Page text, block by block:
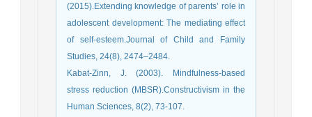
(2015).Extending knowledge of parents’ role in
adolescent development: The mediating effect
of self-esteem.Journal of Child and Family
Studies, 24(8), 2474–2484.
Kabat-Zinn, J. (2003). Mindfulness-based
stress reduction (MBSR).Constructivism in the
Human Sciences, 8(2), 73-107.